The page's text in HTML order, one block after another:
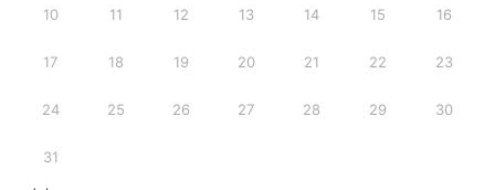
10 11 12 13 14 15 16
17 18 19 20 21 22 23
24 25 26 27 28 29 30
31